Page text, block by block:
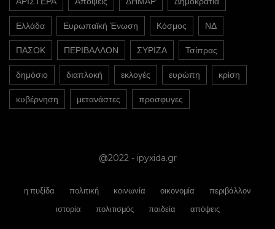
Ελλάδα Ευρωπαϊκή Ένωση Κόσμος ΝΔ
ΠΑΣΟΚ ΠΕΡΙΒΑΛΛΟΝ ΣΥΡΙΖΑ Τσίπρας
δημόσιο διαπλοκή εκλογές ευρώπη κρίση
κυβέρνηση μετανάστες προσφυγες
@2022 - ipyxida.gr
η πυξίδα πολιτική κοινωνία οικονομία
περιβάλλον
ιστορία
πολιτισμός παιδεία απόψεις